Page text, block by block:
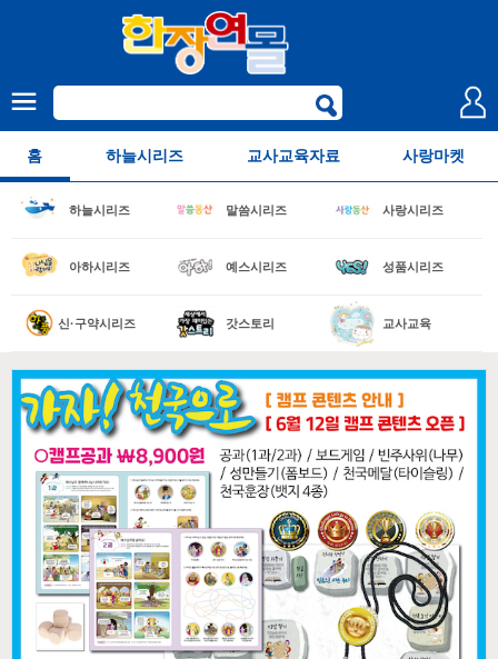
홈 하늘시리즈 교사교육자료 사랑마켓
하늘시리즈 말씀시리즈 사랑시리즈
아하시리즈 예스시리즈 성품시리즈
신·구약시리즈 갓스토리 교사교육